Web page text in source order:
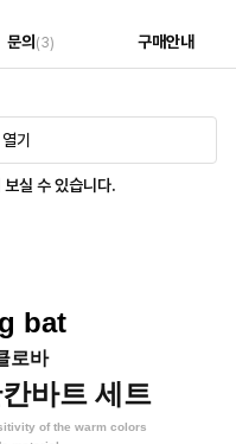
문의 (3) 구매안내
기
실 수 있습니다.
bat
로바
바트 세트
of the warm colors